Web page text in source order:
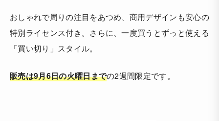
おしゃれで周りの注目をあつめ、商用デザインも安心の
特別ライセンス付き。さらに、一度買うとずっと使える
「買い切り」スタイル。
販売は9月6日の火曜日までの2週間限定です。